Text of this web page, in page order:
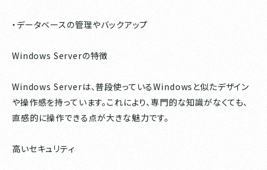
・データベースの管理やバックアップ
Windows Serverの特徴
Windows Serverは、普段使っているWindowsと似たデザイン
や操作感を持っています。これにより、専門的な知識がなくても、
直感的に操作できる点が大きな魅力です。
高いセキュリティ